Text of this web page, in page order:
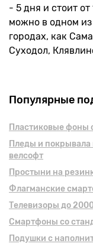
- 5 дня и стоит
можно в одном
городах, как
Суходол,
Популярные
Пластиковые фоны
Пледы и покрывала
велсофт
Простыни на
Флагманские
Телевизоры до
Смартфоны cо
Подушки с